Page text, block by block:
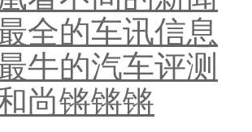
全的车讯信息
牛的汽车评测
尚锵锵锵